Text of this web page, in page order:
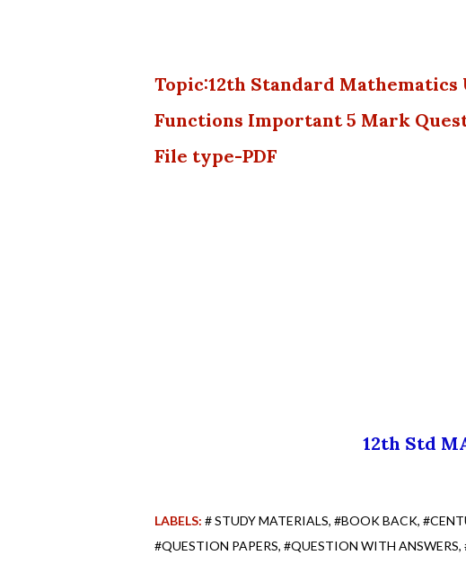
Topic:12th Standard
Functions Important 5 Mark
File type-PDF
12th Std
LABELS: # STUDY MATERIALS #BOOK BACK
#QUESTION PAPERS #QUESTION WITH ANSWERS